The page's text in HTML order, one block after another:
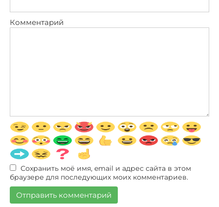
Комментарий
Сохранить моё имя, email и адрес сайта в этом
браузере для последующих моих комментариев.